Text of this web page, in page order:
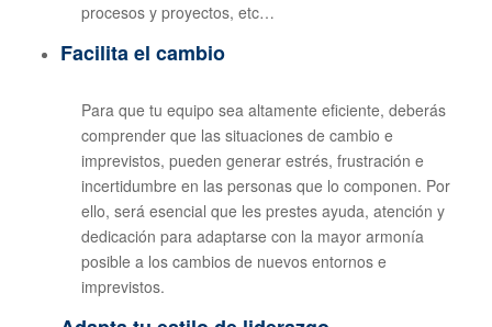
procesos y proyectos, etc…
Facilita el cambio
Para que tu equipo sea altamente eficiente, deberás
comprender que las situaciones de cambio e
imprevistos, pueden generar estrés, frustración e
incertidumbre en las personas que lo componen. Por
ello, será esencial que les prestes ayuda, atención y
dedicación para adaptarse con la mayor armonía
posible a los cambios de nuevos entornos e
imprevistos.